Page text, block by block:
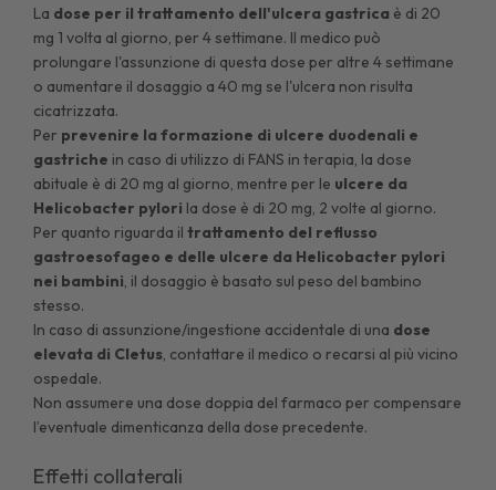
La dose per il trattamento dell'ulcera gastrica è di 20
mg 1 volta al giorno, per 4 settimane. Il medico può
prolungare l'assunzione di questa dose per altre 4 settimane
o aumentare il dosaggio a 40 mg se l'ulcera non risulta
cicatrizzata.
Per prevenire la formazione di ulcere duodenali e
gastriche in caso di utilizzo di FANS in terapia, la dose
abituale è di 20 mg al giorno, mentre per le ulcere da
Helicobacter pylori la dose è di 20 mg, 2 volte al giorno.
Per quanto riguarda iltrattamento del reflusso
gastroesofageo e delle ulcere da Helicobacter pylori
nei bambini, il dosaggio è basato sul peso del bambino
stesso.
In caso di assunzione/ingestione accidentale di una dose
elevata di Cletus, contattare il medico o recarsi al più vicino
ospedale.
Non assumere una dose doppia del farmaco per compensare
l’eventuale dimenticanza della dose precedente.
Effetti collaterali